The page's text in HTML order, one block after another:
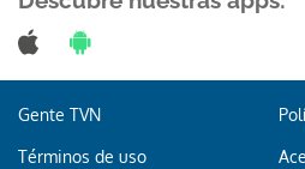
Gente TVN
Términos de uso